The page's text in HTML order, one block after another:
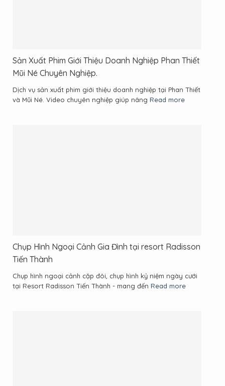
Sản Xuất Phim Giới Thiệu Doanh Nghiệp Phan Thiết
Mũi Né Chuyên Nghiệp.
Dịch vụ sản xuất phim giới thiệu doanh nghiệp tại Phan Thiết
và Mũi Né. Video chuyên nghiệp giúp nâng Read more
Chụp Hình Ngoại Cảnh Gia Đình tại resort Radisson
Tiến Thành
Chụp hình ngoại cảnh cặp đôi, chụp hình kỷ niệm ngày cưới
tại Resort Radisson Tiến Thành - mang đến Read more